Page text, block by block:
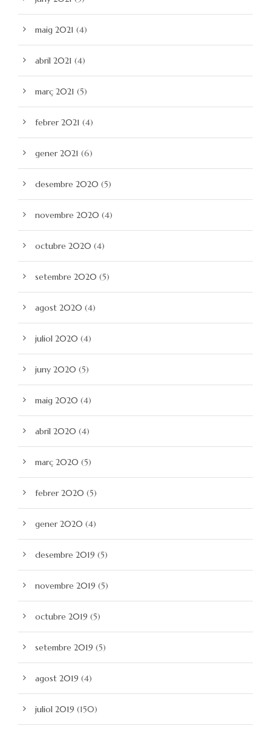
maig 2021 (4)
abril 2021 (4)
març 2021 (5)
febrer 2021 (4)
gener 2021 (6)
desembre 2020 (5)
novembre 2020 (4)
octubre 2020 (4)
setembre 2020 (5)
agost 2020 (4)
juliol 2020 (4)
juny 2020 (5)
maig 2020 (4)
abril 2020 (4)
març 2020 (5)
febrer 2020 (5)
gener 2020 (4)
desembre 2019 (5)
novembre 2019 (5)
octubre 2019 (5)
setembre 2019 (5)
agost 2019 (4)
juliol 2019 (150)